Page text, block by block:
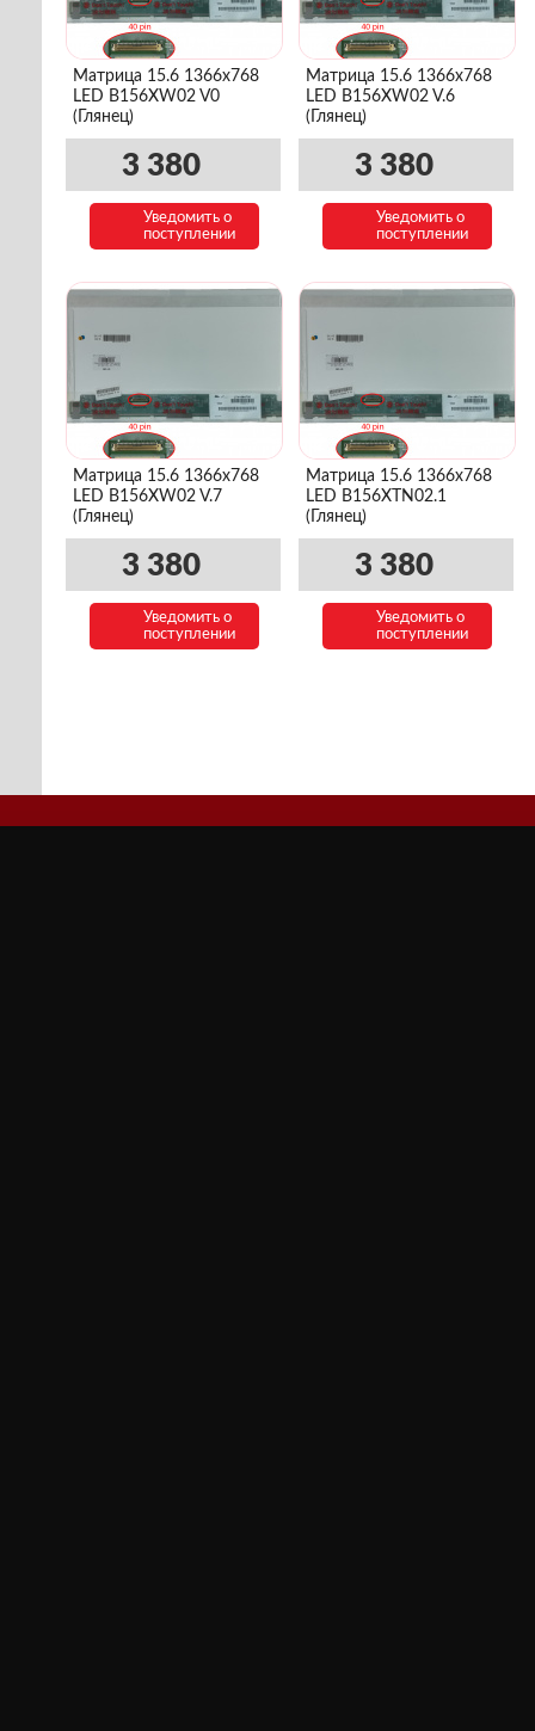
Матрица 15.6 1366x768
LED B156XW02 V0
(Глянец)
3 380
Уведомить о
поступлении
Матрица 15.6 1366x768
LED B156XW02 V.6
(Глянец)
3 380
Уведомить о
поступлении
Матрица 15.6 1366x768
LED B156XW02 V.7
(Глянец)
3 380
Уведомить о
поступлении
Матрица 15.6 1366x768
LED B156XTN02.1
(Глянец)
3 380
Уведомить о
поступлении